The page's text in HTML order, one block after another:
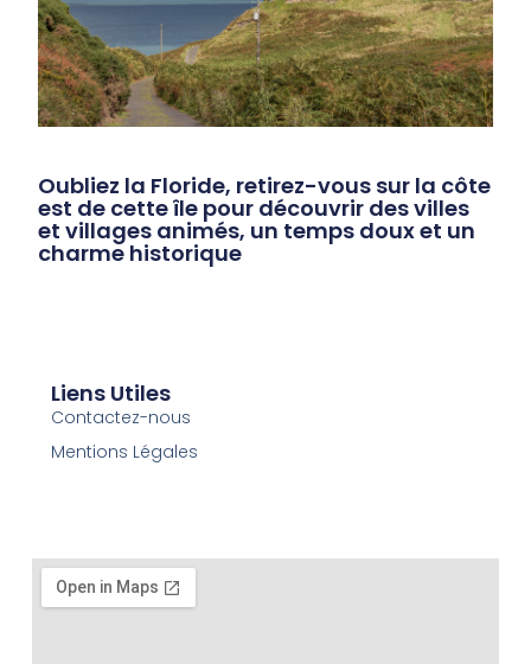
Oubliez la Floride, retirez-vous sur la côte
est de cette île pour découvrir des villes
et villages animés, un temps doux et un
charme historique
Liens Utiles
Contactez-nous
Mentions Légales